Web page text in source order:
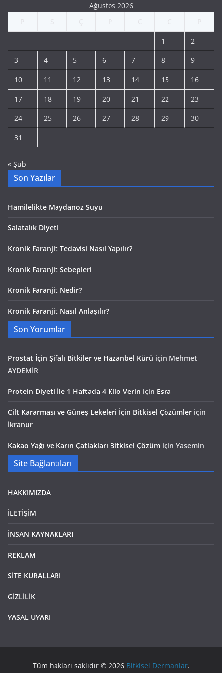
Ağustos 2026
1 2
3 4 5 6 7 8 9
10 11 12 13 14 15 16
17 18 19 20 21 22 23
24 25 26 27 28 29 30
31
« Şub
Son Yazılar
Hamilelikte Maydanoz Suyu
Salatalık Diyeti
Kronik Faranjit Tedavisi Nasıl Yapılır?
Kronik Faranjit Sebepleri
Kronik Faranjit Nedir?
Kronik Faranjit Nasıl Anlaşılır?
Son Yorumlar
Prostat İçin Şifalı Bitkiler ve Hazanbel Kürü için Mehmet
AYDEMİR
Protein Diyeti İle 1 Haftada 4 Kilo Verin için Esra
Cilt Kararması ve Güneş Lekeleri İçin Bitkisel Çözümler için
İkranur
Kakao Yağı ve Karın Çatlakları Bitkisel Çözüm için Yasemin
Site Bağlantıları
HAKKIMIZDA
İLETİŞİM
İNSAN KAYNAKLARI
REKLAM
SİTE KURALLARI
GİZLİLİK
YASAL UYARI
Tüm hakları saklıdır © 2026 Bitkisel Dermanlar.